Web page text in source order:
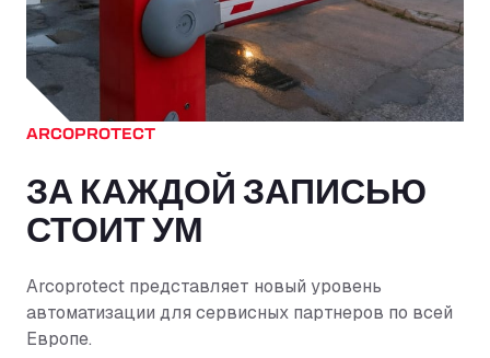
ARCOPROTECT
ЗА КАЖДОЙ ЗАПИСЬЮ
СТОИТ УМ
Arcoprotect представляет новый уровень
автоматизации для сервисных партнеров по всей
Европе.